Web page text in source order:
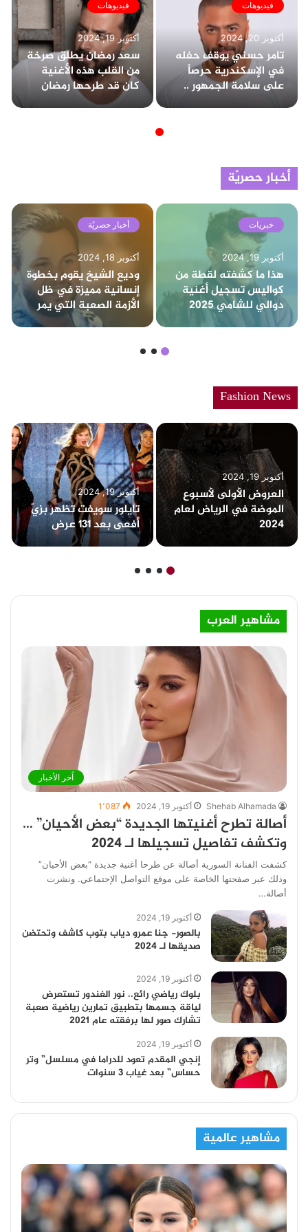
فيديوهات
أكتوبر 20, 2024
تامر حسني يوقف حفله
في الإسكندرية حرصاً
على سلامة الجمهور ..
وتخطى عدد الحضور
فيديوهات
أكتوبر 19, 2024
سعد رمضان يطلق صرخة
من القلب هذه الأغنية
كان قد طرحها رمضان
عام 2020
أخبار حصريًة
خبريات
أكتوبر 19, 2024
هذا ما كشفته لقطة من
كواليس تسجيل أغنية
دوالي للشامي 2025
أخبار حصريًة
أكتوبر 18, 2024
وديع الشيخ يقوم بخطوة
إنسانية مميزة في ظل
الأزمة الصعبة التي يمر
بها لبنان لـ 2024
Fashion News
أكتوبر 19, 2024
العروض الأولى لأسبوع
الموضة في الرياض لعام
2024
أكتوبر 19, 2024
تايلور سويفت تظهر بزيّ
أفعى بعد 131 عرض
مشاهير العرب
اًخر الأخبار
Shehab Alhamada أكتوبر 19, 2024 1٬087
أصالة تطرح أغنيتها الجديدة “بعض الأحيان” …
وتكشف تفاصيل تسجيلها لـ 2024
كشفت الفنانة السورية أصالة عن طرحا أغنية جديدة “بعض الأحيان”
وذلك عبر صفحتها الخاصة على موقع التواصل الإجتماعي. ونشرت
أصالة…
أكتوبر 19, 2024
بالصور- جنا عمرو دياب بتوب كاشف وتحتضن
صديقها لـ 2024
أكتوبر 19, 2024
بلوك رياضي رائع.. نور الغندور تستعرض
لياقة جسمها بتطبيق تمارين رياضية صعبة
تشارك صور لها برفقته عام 2021
أكتوبر 19, 2024
إنجي المقدم تعود للدراما في مسلسل” وتر
حساس” بعد غياب 3 سنوات
مشاهير عالمية